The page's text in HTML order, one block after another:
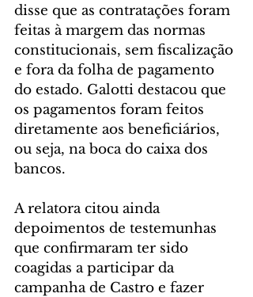
disse que as contratações foram
feitas à margem das normas
constitucionais, sem fiscalização
e fora da folha de pagamento
do estado. Galotti destacou que
os pagamentos foram feitos
diretamente aos beneficiários,
ou seja, na boca do caixa dos
bancos.
A relatora citou ainda
depoimentos de testemunhas
que confirmaram ter sido
coagidas a participar da
campanha de Castro e fazer